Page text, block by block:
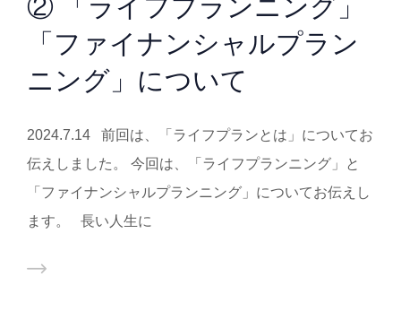
② 「ライフプランニング」
「ファイナンシャルプラン
ニング」について
2024.7.14 前回は、「ライフプランとは」についてお
伝えしました。 今回は、「ライフプランニング」と
「ファイナンシャルプランニング」についてお伝えし
ます。 長い人生に